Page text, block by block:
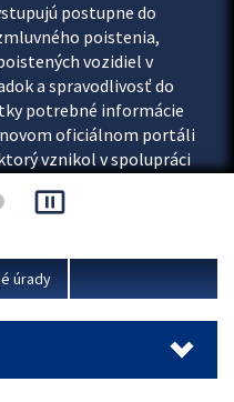
postupne do
poistenia,
vozidiel v
a spravodlivosť do
potrebné informácie
oficiálnom portáli
vznikol v spolupráci
vnútra SR.
pause_presentation
úrady